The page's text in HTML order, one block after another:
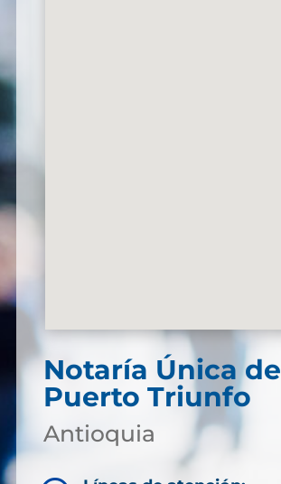
Notaría Única de
Puerto Triunfo
Antioquia